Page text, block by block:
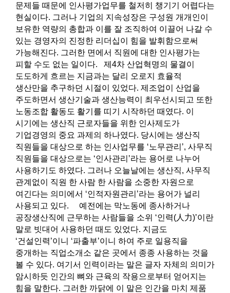
문제들 때문에 인사평가업무를 철저히 챙기기 어렵다는
현실이다. 그러나 기업의 지속성장은 구성원 개개인이
보유한 역량의 총합과 이를 잘 조직하여 이끌어 나갈 수
있는 경영자의 진정한 리더십이 힘을 발휘함으로써
가능해진다. 그러한 면에서 직원에 대한 인사평가는
피할 수도 없는 일이다. 제4차 산업혁명의 물결이
도도하게 흐르는 지금과는 달리 오로지 효율적
생산만을 추구하던 시절이 있었다. 제조업이 산업을
주도하면서 생산기술과 생산능력이 최우선시되고 또한
노동조합 활동도 활기를 띠기 시작하던 때였다. 이
시기에는 생산직 근로자들을 위한 인사제도가
기업경영의 중요 과제의 하나였다. 당시에는 생산직
직원들을 대상으로 하는 인사업무를 ‘노무관리’, 사무직
직원들을 대상으로는 ‘인사관리’라는 용어로 나누어
사용하기도 하였다. 그러나 오늘날에는 생산직, 사무직
관계없이 직원 한 사람 한 사람을 소중한 자원으로
여긴다는 의미에서 ‘인적자원관리’라는 용어가 널리
사용되고 있다. 예전에는 막노동에 종사하거나
공장생산직에 근무하는 사람들을 소위 ‘인력(人力)’이란
말로 빗대어 사용하던 때도 있었다. 지금도
‘건설인력’이니 ‘파출부’이니 하여 주로 일용직을
중개하는 직업소개소 같은 곳에서 종종 사용하는 것을
볼 수 있다. 여기서 인력이라는 말은 글자 자체의 의미가
암시하듯 인간의 뼈와 근육의 작용으로부터 얻어지는
힘을 말한다. 그러한 까닭에 이 말은 인간을 마치 제품